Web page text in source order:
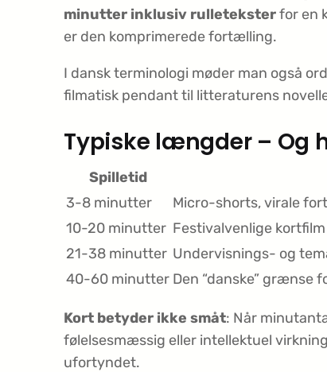
minutter inklusiv rulleteksterfor en
er den komprimerede fortælling.
I dansk terminologi møder man også
filmatisk pendant til litteraturens
Typiske længder – Og
Spilletid
3-8 minutter
Micro-shorts, virale
10-20 minutter Festivalvenlige
21-38 minutter Undervisnings- og
40-60 minutter Den “danske” grænse
Kort betyder ikke småt: Når
følelsesmæssig eller intellektuel
ufortyndet.